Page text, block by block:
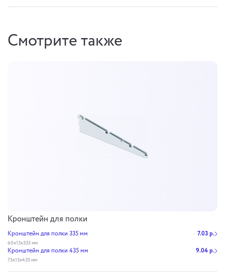
Смотрите также
Кронштейн для полки
Кронштейн для полки 335 мм 7.03 р.
60х13х335 мм
Кронштейн для полки 435 мм 9.04 р.
73х13х435 мм